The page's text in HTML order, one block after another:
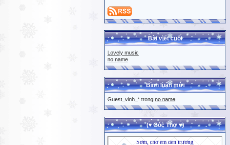
Bài viết cuối
Lovely music
no name
Bình luận mới
Guest_vinh_* trong no name
(♥ Góc Thơ ♥)